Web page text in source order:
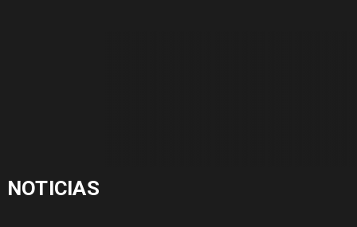
NOTICIAS